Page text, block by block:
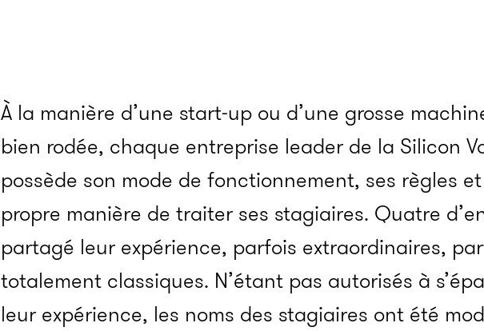
À la manière d’une start-up ou d’une grosse
bien rodée, chaque entreprise leader de la Silicon
possède son mode de fonctionnement, ses règles
propre manière de traiter ses stagiaires. Quatre
partagé leur expérience, parfois extraordinaires,
totalement classiques. N’étant pas autorisés à
leur expérience, les noms des stagiaires ont été